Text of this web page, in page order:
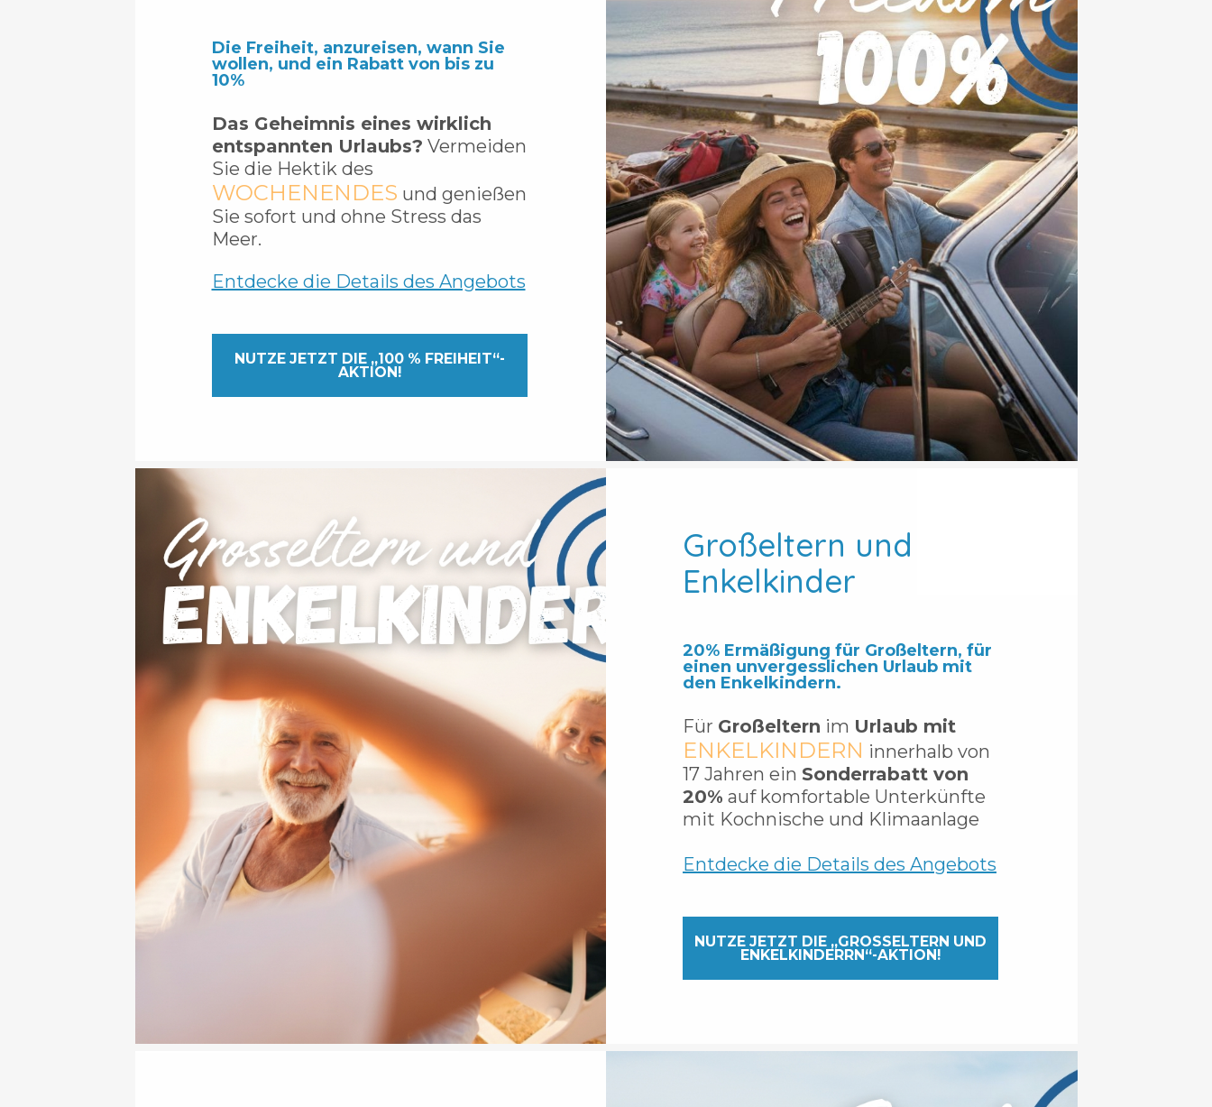
Die Freiheit, anzureisen, wann Sie
wollen, und ein Rabatt von bis zu
10%
Das Geheimnis eines wirklich
entspannten Urlaubs? Vermeiden
Sie die Hektik des
WOCHENENDES und genießen
Sie sofort und ohne Stress das
Meer.
Entdecke die Details des Angebots
NUTZE JETZT DIE „100 % FREIHEIT“-
AKTION!
Großeltern und
Enkelkinder
20% Ermäßigung für Großeltern, für
einen unvergesslichen Urlaub mit
den Enkelkindern.
Für Großeltern im Urlaub mit
ENKELKINDERN innerhalb von
17 Jahren ein Sonderrabatt von
20% auf komfortable Unterkünfte
mit Kochnische und Klimaanlage
Entdecke die Details des Angebots
NUTZE JETZT DIE „GROSSELTERN UND E
NKELKINDERRN“-AKTION!